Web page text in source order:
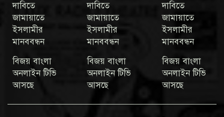
দাবিতে
জামায়াতে
ইসলামীর
মানববন্ধন
বিজয় বাংলা
অনলাইন টিভি
আসছে
দাবিতে
জামায়াতে
ইসলামীর
মানববন্ধন
বিজয় বাংলা
অনলাইন টিভি
আসছে
দাবিতে
জামায়াতে
ইসলামীর
মানববন্ধন
বিজয় বাংলা
অনলাইন টিভি
আসছে